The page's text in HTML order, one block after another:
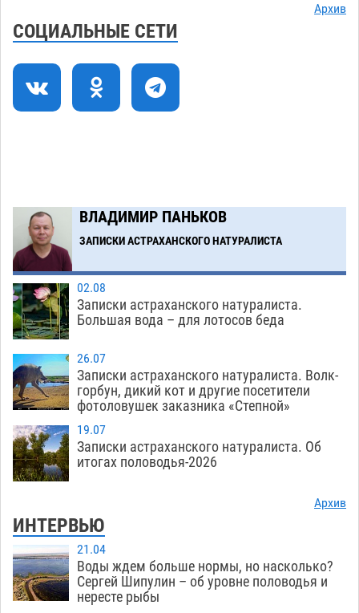
691
11:58
В Астрахани подросток угнал мотоцикл и
похитил чужие мобильник с банковскими
картами
11:20
Астраханцев ждут на парковом газоне с
10:02
На Всероссийской Спартакиаде астраханские
гандболисты уступили казанским «драконам»
Загрузить еще
Архив
СОЦИАЛЬНЫЕ СЕТИ
ВЛАДИМИР ПАНЬКОВ
ЗАПИСКИ АСТРАХАНСКОГО НАТУРАЛИСТА
02.08
Записки астраханского натуралиста.
Большая вода – для лотосов беда
26.07
Записки астраханского натуралиста. Волк-
горбун, дикий кот и другие посетители
фотоловушек заказника «Степной»
19.07
Записки астраханского натуралиста. Об
итогах половодья-2026
Архив
ИНТЕРВЬЮ
21.04
Воды ждем больше нормы, но насколько?
Сергей Шипулин – об уровне половодья и
нересте рыбы